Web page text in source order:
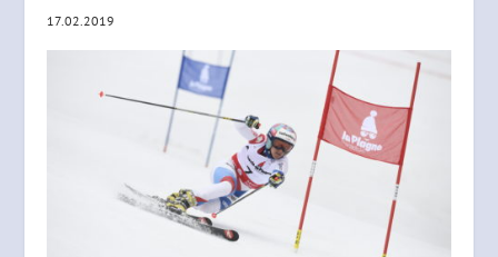
17.02.2019